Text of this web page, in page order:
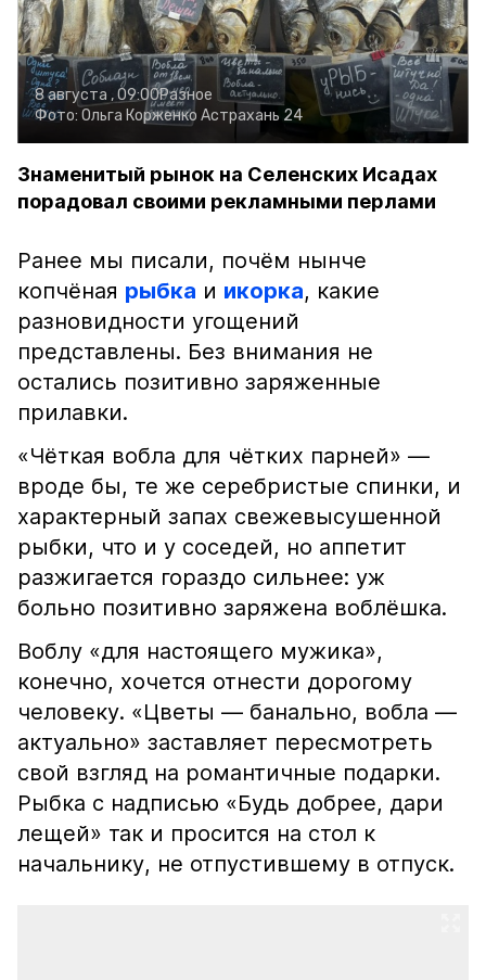
8 августа , 09:00Разное
Фото: Ольга Корженко Астрахань 24
Знаменитый рынок на Селенских Исадах
порадовал своими рекламными перлами
Ранее мы писали, почём нынче
копчёная рыбка и икорка, какие
разновидности угощений
представлены. Без внимания не
остались позитивно заряженные
прилавки.
«Чёткая вобла для чётких парней» —
вроде бы, те же серебристые спинки, и
характерный запах свежевысушенной
рыбки, что и у соседей, но аппетит
разжигается гораздо сильнее: уж
больно позитивно заряжена воблёшка.
Воблу «для настоящего мужика»,
конечно, хочется отнести дорогому
человеку. «Цветы — банально, вобла —
актуально» заставляет пересмотреть
свой взгляд на романтичные подарки.
Рыбка с надписью «Будь добрее, дари
лещей» так и просится на стол к
начальнику, не отпустившему в отпуск.